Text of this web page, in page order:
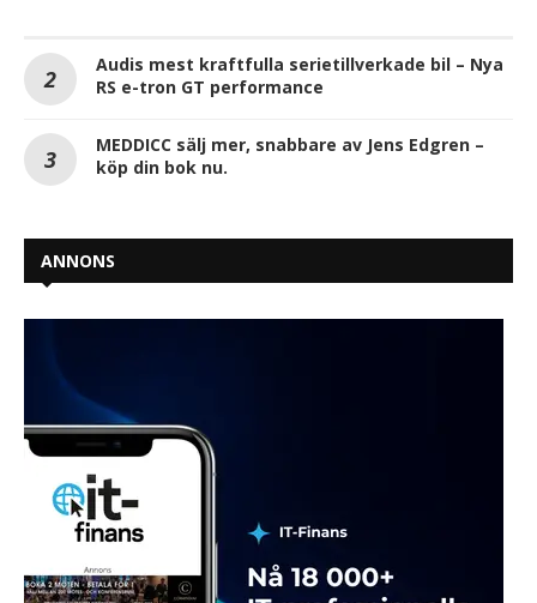
Audis mest kraftfulla serietillverkade bil – Nya
RS e-tron GT performance
MEDDICC sälj mer, snabbare av Jens Edgren –
köp din bok nu.
ANNONS